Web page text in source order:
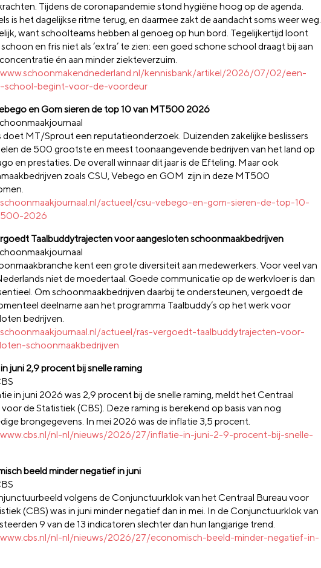
Tijdens de coronapandemie stond hygiëne hoog op de agenda.
is het dagelijkse ritme terug, en daarmee zakt de aandacht soms weer weg.
want schoolteams hebben al genoeg op hun bord. Tegelijkertijd loont
en fris niet als ‘extra’ te zien: een goed schone school draagt bij aan
én aan minder ziekteverzuim.
kennisbank/artikel/2026/07/02/een-
school-begint-voor-de-voordeur
en Gom sieren de top 10 van MT500 2026
doet MT/Sprout een reputatieonderzoek. Duizenden zakelijke beslissers
de 500 grootste en meest toonaangevende bedrijven van het land op
en prestaties. De overall winnaar dit jaar is de Efteling. Maar ook
zoals CSU, Vebego en GOM zijn in deze MT500
actueel/csu-vebego-en-gom-sieren-de-top-10-
2026
Taalbuddytrajecten voor aangesloten schoonmaakbedrijven
kent een grote diversiteit aan medewerkers. Voor veel van
niet de moedertaal. Goede communicatie op de werkvloer is dan
Om schoonmaakbedrijven daarbij te ondersteunen, vergoedt de
deelname aan het programma Taalbuddy’s op het werk voor
bedrijven.
actueel/ras-vergoedt-taalbuddytrajecten-voor-
schoonmaakbedrijven
juni 2,9 procent bij snelle raming
in juni 2026 was 2,9 procent bij de snelle raming, meldt het Centraal
de Statistiek (CBS). Deze raming is berekend op basis van nog
brongegevens. In mei 2026 was de inflatie 3,5 procent.
nl-nl/nieuws/2026/27/inflatie-in-juni-2-9-procent-bij-snelle-
beeld minder negatief in juni
volgens de Conjunctuurklok van het Centraal Bureau voor
(CBS) was in juni minder negatief dan in mei. In de Conjunctuurklok van
9 van de 13 indicatoren slechter dan hun langjarige trend.
nl-nl/nieuws/2026/27/economisch-beeld-minder-negatief-in-